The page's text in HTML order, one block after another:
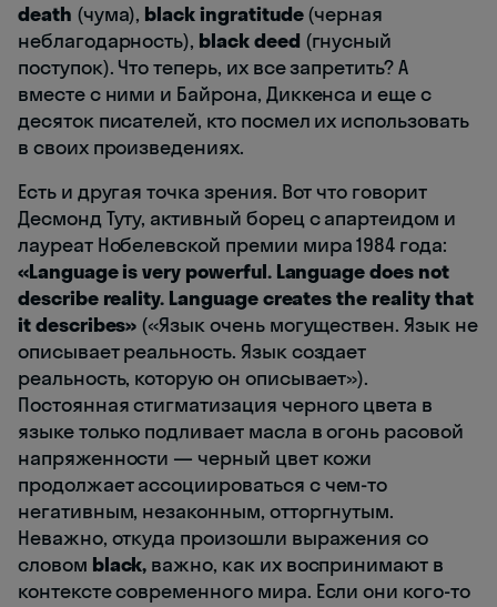
death (чума), black ingratitude(черная
неблагодарность), black deed (гнусный
поступок). Что теперь, их все запретить? А
вместе с ними и Байрона, Диккенса и еще с
десяток писателей, кто посмел их использовать
в своих произведениях.
Есть и другая точка зрения. Вот что говорит
Десмонд Туту, активный борец с апартеидом и
лауреат Нобелевской премии мира 1984 года:
«Language is very powerful. Language does not
describe reality. Language creates the reality that
it describes» («Язык очень могуществен. Язык не
описывает реальность. Язык создает
реальность, которую он описывает»).
Постоянная стигматизация черного цвета в
языке только подливает масла в огонь расовой
напряженности — черный цвет кожи
продолжает ассоциироваться с чем-то
негативным, незаконным, отторгнутым.
Неважно, откуда произошли выражения со
словом black, важно, как их воспринимают в
контексте современного мира. Если они кого-то